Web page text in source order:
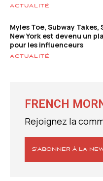
ACTUALITÉ
Myles Toe, Subway
New York est devenu un
pour les influenceurs
ACTUALITÉ
FRENCH
Rejoignez la
S’ABONNER À LA